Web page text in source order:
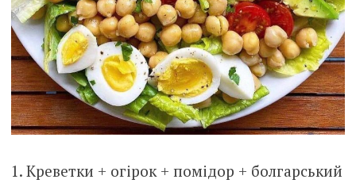
1. Креветки + огірок + помідор + болгарський